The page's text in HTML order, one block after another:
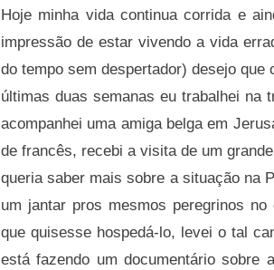
Hoje minha vida continua corrida e
impressão de estar vivendo a vida
do tempo sem despertador) desejo
últimas duas semanas eu trabalhei na
acompanhei uma amiga belga em
de francês, recebi a visita de um
queria saber mais sobre a situação na
um jantar pros mesmos peregrinos
que quisesse hospedá-lo, levei o tal
está fazendo um documentário sobre